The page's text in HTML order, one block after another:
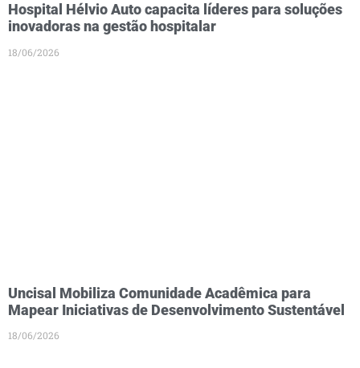
Hospital Hélvio Auto capacita líderes para soluções
inovadoras na gestão hospitalar
18/06/2026
Uncisal Mobiliza Comunidade Acadêmica para
Mapear Iniciativas de Desenvolvimento Sustentável
18/06/2026